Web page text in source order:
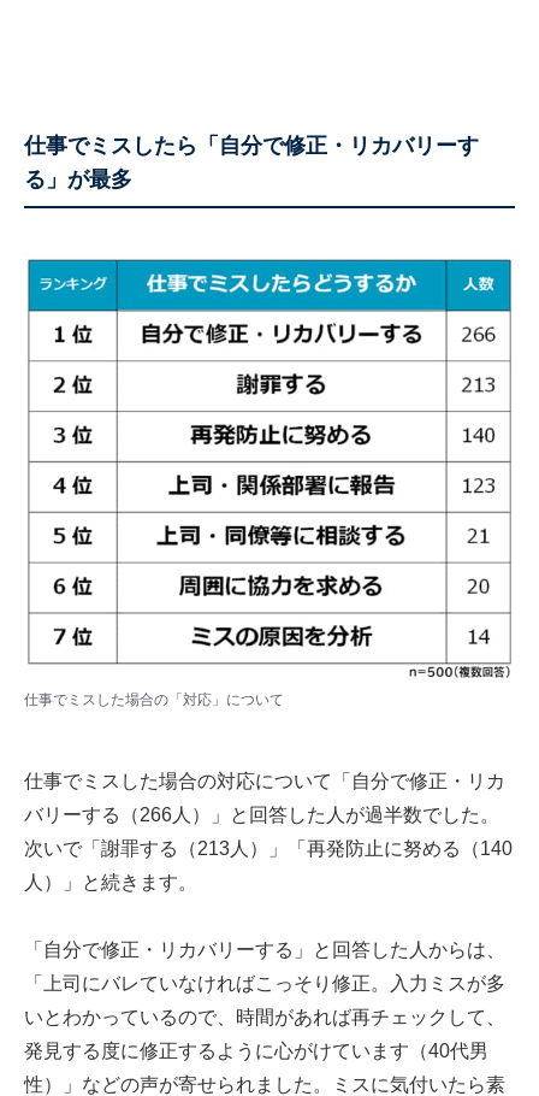
仕事でミスしたら「自分で修正・リカバリーす
る」が最多
仕事でミスした場合の「対応」について
仕事でミスした場合の対応について「自分で修正・リカ
バリーする（266人）」と回答した人が過半数でした。
次いで「謝罪する（213人）」「再発防止に努める（140
人）」と続きます。
「自分で修正・リカバリーする」と回答した人からは、
「上司にバレていなければこっそり修正。入力ミスが多
いとわかっているので、時間があれば再チェックして、
発見する度に修正するように心がけています（40代男
性）」などの声が寄せられました。ミスに気付いたら素